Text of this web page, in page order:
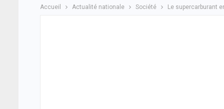
Accueil Actualité nationale Société Le supercarburant